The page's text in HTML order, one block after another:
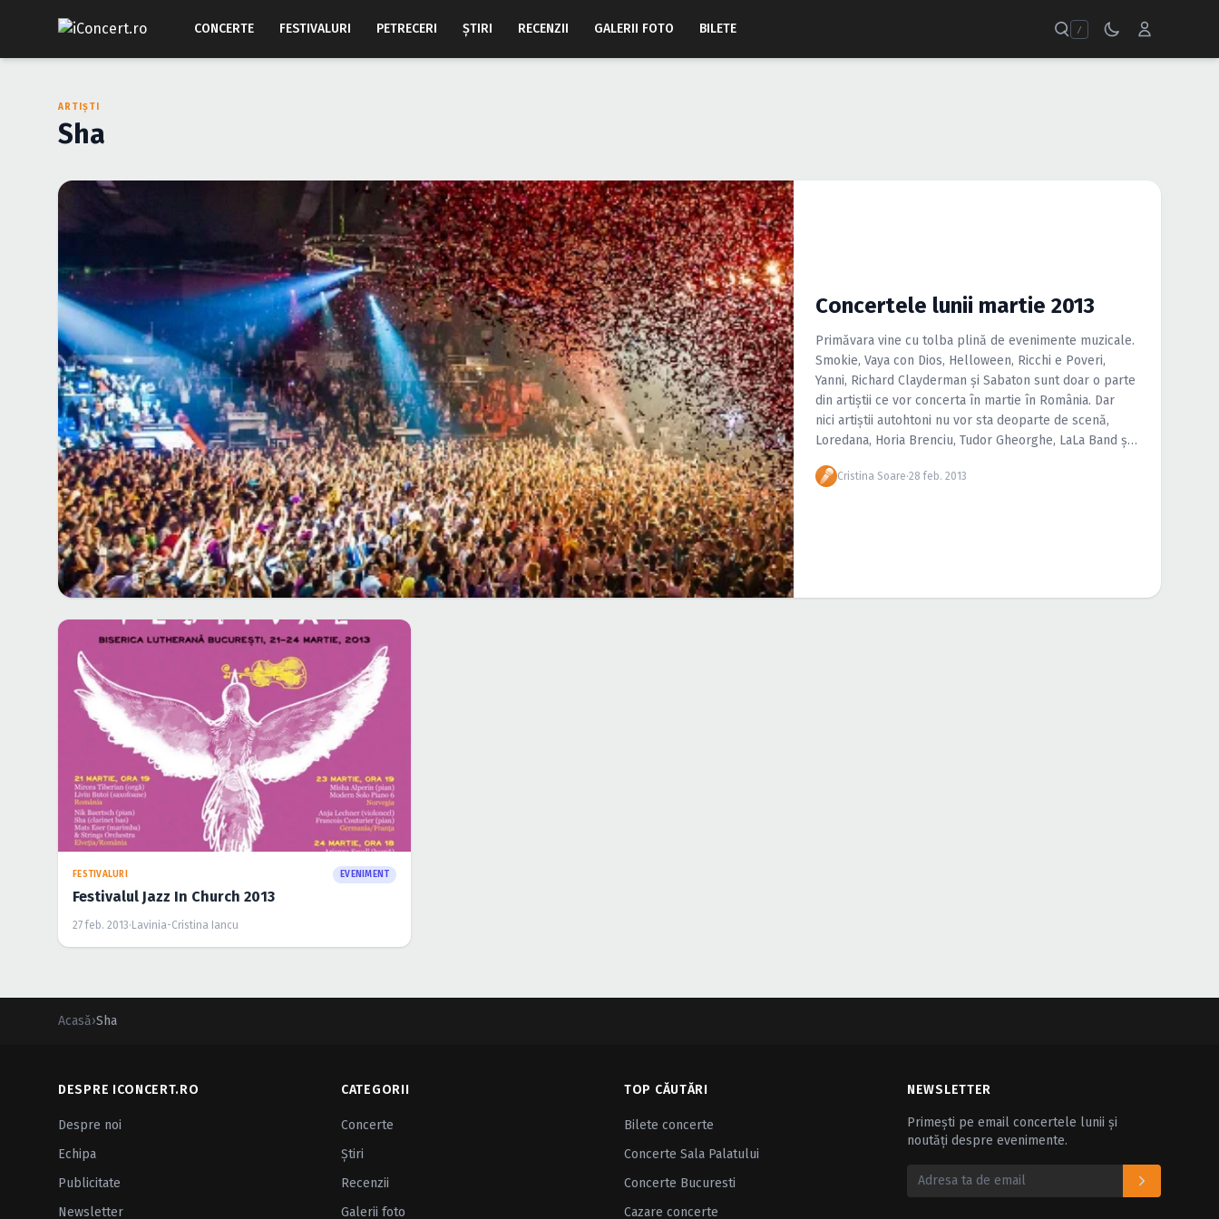
CONCERTE FESTIVALURI PETRECERI ŞTIRI RECENZII GALERII FOTO BILETE /
ARTIȘTI
Sha
Concertele lunii martie 2013
Primăvara vine cu tolba plină de evenimente muzicale.
Smokie, Vaya con Dios, Helloween, Ricchi e Poveri,
Yanni, Richard Clayderman şi Sabaton sunt doar o parte
din artiştii ce vor concerta în martie în România. Dar
nici artiştii autohtoni nu vor sta deoparte de scenă,
Loredana, Horia Brenciu, Tudor Gheorghe, LaLa Band şi
Cristina Soare·28 feb. 2013
FESTIVALURI EVENIMENT
Festivalul Jazz In Church 2013
27 feb. 2013·Lavinia-Cristina Iancu
Acasă›Sha
DESPRE ICONCERT.RO
Despre noi
Echipa
Publicitate
Newsletter
CATEGORII
Concerte
Ştiri
Recenzii
Galerii foto
TOP CĂUTĂRI
Bilete concerte
Concerte Sala Palatului
Concerte Bucuresti
Cazare concerte
NEWSLETTER
Primești pe email concertele lunii și
noutăți despre evenimente.